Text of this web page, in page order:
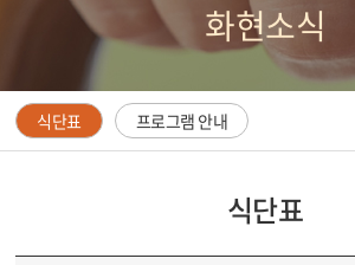
화현소식
식단표 프로그램 안내
식단표